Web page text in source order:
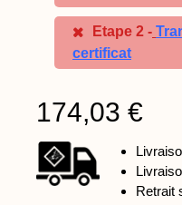
Etape 2 -
certificat
174,03 €
Retrait